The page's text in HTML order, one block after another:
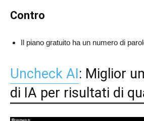
Contro
Il piano gratuito ha un numero di
Uncheck AI: Miglior
di IA per risultati di